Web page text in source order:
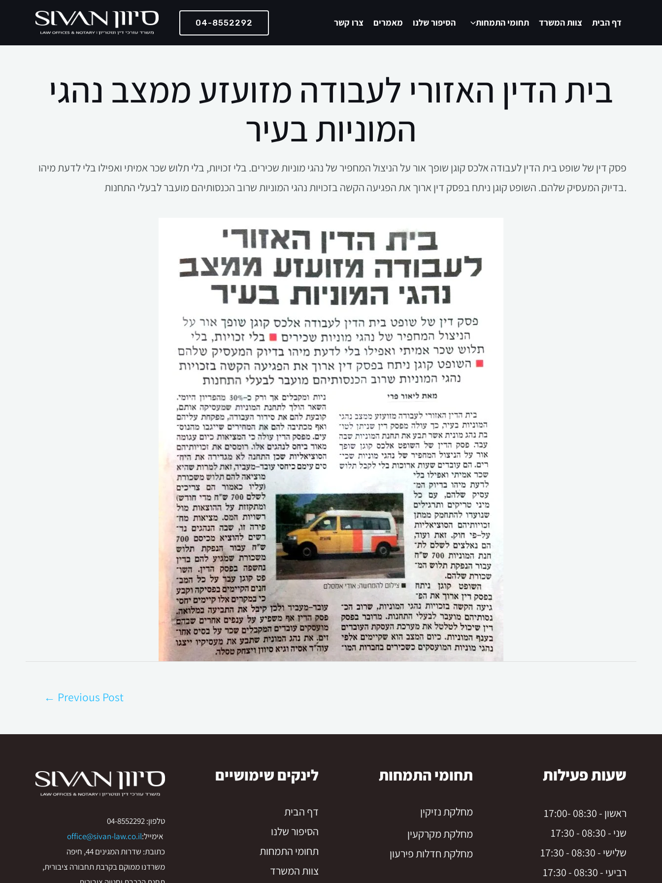
content
04-8552292 דף הבית צוות המשרד תחומי התמחות הסיפור שלנו מאמרים צרו קשר
בית הדין האזורי לעבודה מזועזע ממצב נהגי
המוניות בעיר
פסק דין של שופט בית הדין לעבודה אלכס קוגן שופך אור על הניצול המחפיר של נהגי מוניות שכירים. בלי זכויות, בלי תלוש שכר אמיתי ואפילו בלי לדעת מיהו
בדיוק המעסיק שלהם. השופט קוגן ניתח בפסק דין ארוך את הפגיעה הקשה בזכויות נהגי המוניות שרוב הכנסותיהם מועבר לבעלי התחנות.
← Previous Post
טלפון: 04-8552292
office@sivan-law.co.ilאימייל:
כתובת: שדרות המגינים 44, חיפה
משרדנו ממוקם בקרבת תחבורה ציבורית,
לינקים שימושיים
דף הבית
הסיפור שלנו
תחומי התמחות
צוות המשרד
תחומי התמחות
מחלקת נזיקין
מחלקת מקרקעין
מחלקת חדלות פירעון
שעות פעילות
ראשון - 08:30 -17:00
שני - 08:30 - 17:30
שלישי - 08:30 - 17:30
רביעי - 08:30 - 17:30